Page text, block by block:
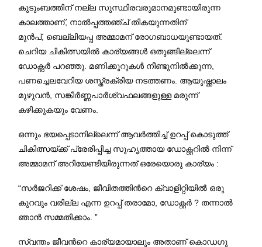
കുടുംബത്തിന് നല്ല സുസ്ഥിരവരുമാനമുണ്ടായിരുന്ന
കാലത്താണ്, നാല്‍പ്പത്തഞ്ച് തികയുന്നതിന്
മുന്‍പ്, ബെല്ലിയപ്പ അമ്മാമന് രോഗബാധയുണ്ടായത്.
ചെറിയ ചികിത്സയില്‍ കാര്യങ്ങള്‍ ഒതുങ്ങില്ലെന്ന്
ഡോക്റ്റര്‍ പറഞ്ഞു. മണിക്കൂറുകള്‍ നീണ്ടുനില്‍ക്കുന്ന,
പണച്ചെലവേറിയ ശസ്ത്രക്രിയ നടത്തണം. ആയുഷ്ക്കാലം
മുഴുവന്‍, സങ്കീർണ്ണപാര്‍ശ്വഫലങ്ങളുള്ള മരുന്ന്
കഴിക്കുകയും വേണം.
ഒന്നും ഭയപ്പെടാനില്ലെന്ന് ആവര്‍ത്തിച്ച് ഉറപ്പ് കൊടുത്ത്
ചികിത്സയ്ക്ക് പ്രേരിപ്പിച്ച സുഹൃത്തായ ഡോക്റ്ററില്‍ നിന്ന്
അമ്മാമന് അറിയേണ്ടിയിരുന്നത് ഒരേയൊരു കാര്യം :
“സര്‍ജറിക്ക് ശേഷം, ജീവിതത്തിന്‍റെ ക്വാളിറ്റിയില്‍ ഒരു
കുറവും വരില്ല എന്ന ഉറപ്പ് തരാമോ, ഡോക്റ്റര്‍ ? തന്നാല്‍
ഞാന്‍ സമ്മതിക്കാം. ”
സ്വന്തം ജീവന്‍റെ കാര്യമായാലും അതാണ് കൊഡഗു